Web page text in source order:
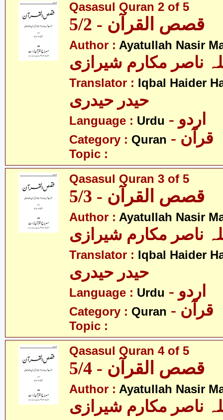
Qasasul Quran 2 of 5
قصص القرآن - 5/2
Author : Ayatullah Nasir
ناصر مکارم شیرازی
Translator : Iqbal Haider
حیدر حیدری
Language : Urdu - اردو
Category : Quran - قرآن
Topic :
Qasasul Quran 3 of 5
قصص القرآن - 5/3
Author : Ayatullah Nasir
ناصر مکارم شیرازی
Translator : Iqbal Haider
حیدر حیدری
Language : Urdu - اردو
Category : Quran - قرآن
Topic :
Qasasul Quran 4 of 5
قصص القرآن - 5/4
Author : Ayatullah Nasir
ناصر مکارم شیرازی